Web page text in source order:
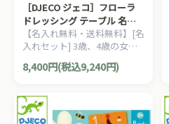
［DJECO ジェコ］フローラ
ドレッシング テーブル 名入
れセット
【名入れ無料・送料無料】[名
入れセット] 3歳、4歳の女の
子の誕生日プレゼントやクリ
スマスに！フランス、Djeco
分専用の木製ドレッサーで
す。
8,400円(税込9,240円)